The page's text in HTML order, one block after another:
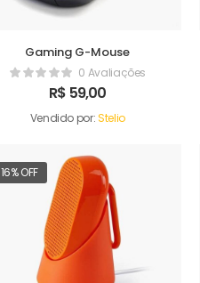
Gaming G-Mouse
0 Avaliações
R$ 59,00
Vendido por:Stelio
16% OFF